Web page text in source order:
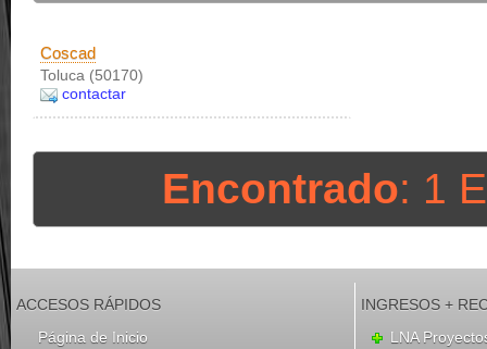
Coscad
Toluca (50170)
contactar
Encontrado: 1
ACCESOS RÁPIDOS
Página de Inicio
INGRESOS +
LNA